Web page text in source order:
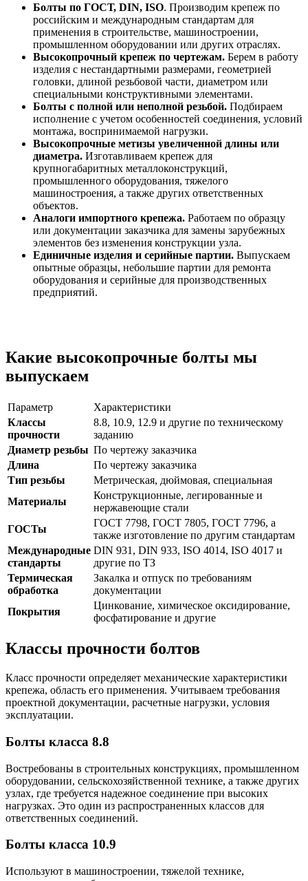
Болты по ГОСТ, DIN, ISO. Производим крепеж по
российским и международным стандартам для
применения в строительстве, машиностроении,
промышленном оборудовании или других отраслях.
Высокопрочный крепеж по чертежам. Берем в работу
изделия с нестандартными размерами, геометрией
головки, длиной резьбовой части, диаметром или
специальными конструктивными элементами.
Болты с полной или неполной резьбой. Подбираем
исполнение с учетом особенностей соединения, условий
монтажа, воспринимаемой нагрузки.
Высокопрочные метизы увеличенной длины или
диаметра. Изготавливаем крепеж для
крупногабаритных металлоконструкций,
промышленного оборудования, тяжелого
машиностроения, а также других ответственных
объектов.
Аналоги импортного крепежа. Работаем по образцу
или документации заказчика для замены зарубежных
элементов без изменения конструкции узла.
Единичные изделия и серийные партии. Выпускаем
опытные образцы, небольшие партии для ремонта
оборудования и серийные для производственных
предприятий.
Какие высокопрочные болты мы
выпускаем
Параметр
Характеристики
Классы
прочности
8.8, 10.9, 12.9 и другие по техническому
заданию
Диаметр резьбы По чертежу заказчика
Длина
По чертежу заказчика
Тип резьбы
Метрическая, дюймовая, специальная
Материалы
Конструкционные, легированные и
нержавеющие стали
ГОСТы
ГОСТ 7798, ГОСТ 7805, ГОСТ 7796, а
также изготовление по другим стандартам
Международные
стандарты
DIN 931, DIN 933, ISO 4014, ISO 4017 и
другие по ТЗ
Термическая
обработка
Закалка и отпуск по требованиям
документации
Покрытия
Цинкование, химическое оксидирование,
фосфатирование и другие
Классы прочности болтов
Класс прочности определяет механические характеристики
крепежа, область его применения. Учитываем требования
проектной документации, расчетные нагрузки, условия
эксплуатации.
Болты класса 8.8
Востребованы в строительных конструкциях, промышленном
оборудовании, сельскохозяйственной технике, а также других
узлах, где требуется надежное соединение при высоких
нагрузках. Это один из распространенных классов для
ответственных соединений.
Болты класса 10.9
Используют в машиностроении, тяжелой технике,